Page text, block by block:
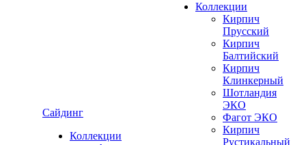
Сайдинг
Коллекции
Коллекции
Кирпич
Прусский
Кирпич
Балтийский
Кирпич
Клинкерный
Шотландия
ЭКО
Фагот ЭКО
Кирпич
Рустикальный